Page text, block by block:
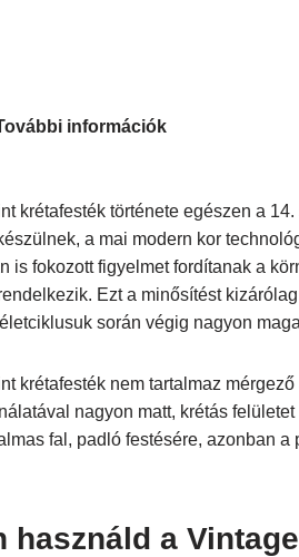
információk
krétafesték története egészen a
a mai modern kor
is fokozott figyelmet fordítanak a
Ezt a minősítést
során végig nagyon
krétafesték nem tartalmaz
nagyon matt, krétás
fal, padló festésére, azonban a
használd a